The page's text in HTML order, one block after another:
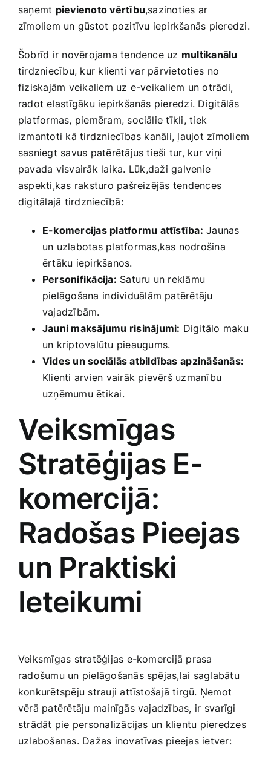
saņemt pievienoto vērtību,sazinoties ar
zīmoliem un gūstot pozitīvu iepirkšanās pieredzi.
Šobrīd ir​ novērojama tendence uz multikanālu
tirdzniecību, kur klienti var pārvietoties ⁢no
fiziskajām veikaliem ‌uz e-veikaliem un otrādi,
radot elastīgāku iepirkšanās pieredzi. ‍Digitālās
platformas, piemēram, sociālie tīkli, tiek
izmantoti kā tirdzniecības kanāli, ļaujot zīmoliem
sasniegt savus patērētājus tieši tur, kur viņi
pavada visvairāk laika. ⁣Lūk,daži galvenie
aspekti,kas raksturo pašreizējās tendences
digitālajā tirdzniecībā:
E-komercijas platformu attīstība: Jaunas
un​ uzlabotas platformas,kas nodrošina
ērtāku iepirkšanos.
Personifikācija: ‌Saturu un reklāmu
pielāgošana⁣ individuālām patērētāju
vajadzībām.
Jauni maksājumu risinājumi: Digitālo maku
un kriptovalūtu pieaugums.
Vides un sociālās atbildības⁣ apzināšanās:
Klienti arvien vairāk pievērš uzmanību
uzņēmumu ētikai.
Veiksmīgas
Stratēģijas E-
komercijā:
Radošas Pieejas
⁢un Praktiski
Ieteikumi
Veiksmīgas stratēģijas e-komercijā prasa
radošumu un pielāgošanās spējas,lai saglabātu‌
konkurētspēju strauji attīstošajā tirgū. Ņemot
vērā patērētāju mainīgās vajadzības, ir⁣ svarīgi
strādāt pie personalizācijas un klientu pieredzes
uzlabošanas. Dažas inovatīvas pieejas ietver: